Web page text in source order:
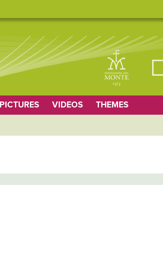
VIDEOS THEMES